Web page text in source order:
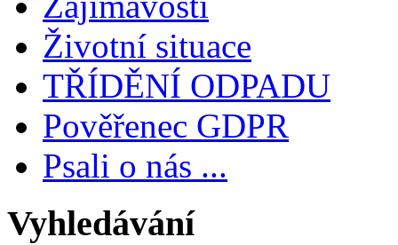
Životní situace
TŘÍDĚNÍ ODPADU
Pověřenec GDPR
Psali o nás ...
Vyhledávání